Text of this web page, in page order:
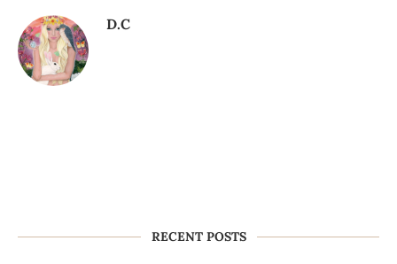
D.C
RECENT POSTS